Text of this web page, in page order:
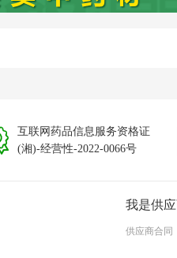
互联网药品信息服务资格证
(湘)-经营性-2022-0066号
我是供
供应商合同